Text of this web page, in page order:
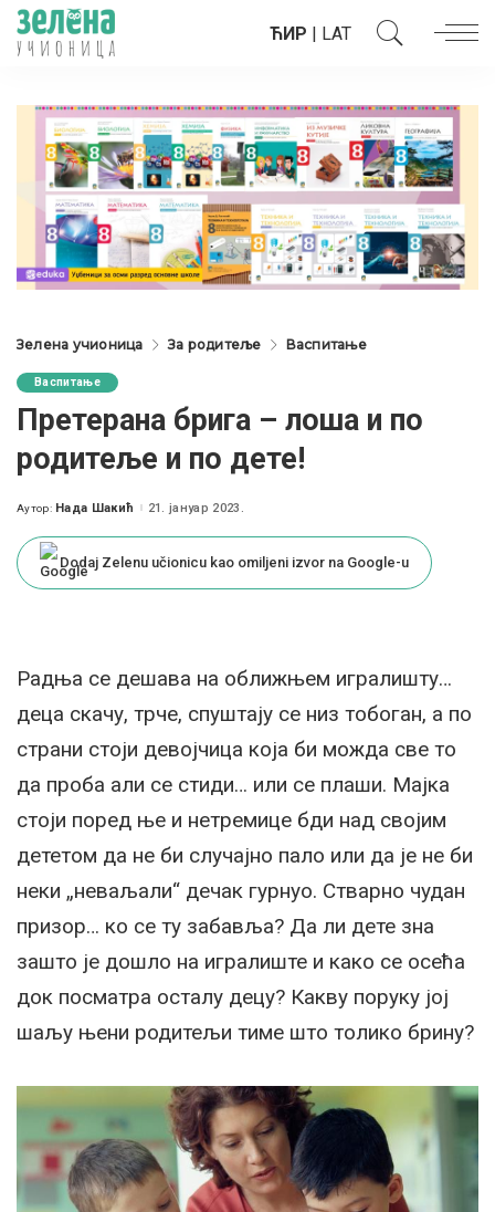
ЋИР | LAT
Зелена учионица За родитеље Васпитање
Васпитање
Претерана брига – лоша и по
родитеље и по дете!
Posted
Аутор: Нада Шакић 21. јануар 2023.
Dodaj Zelenu učionicu kao omiljeni izvor na Google-u
Радња се дешава на оближњем игралишту…
деца скачу, трче, спуштају се низ тобоган, а по
страни стоји девојчица која би можда све то
да проба али се стиди… или се плаши. Мајка
стоји поред ње и нетремице бди над својим
дететом да не би случајно пало или да је не би
неки „неваљали“ дечак гурнуо. Стварно чудан
призор… ко се ту забавља? Да ли дете зна
зашто је дошло на игралиште и како се осећа
док посматра осталу децу? Какву поруку јој
шаљу њени родитељи тиме што толико брину?